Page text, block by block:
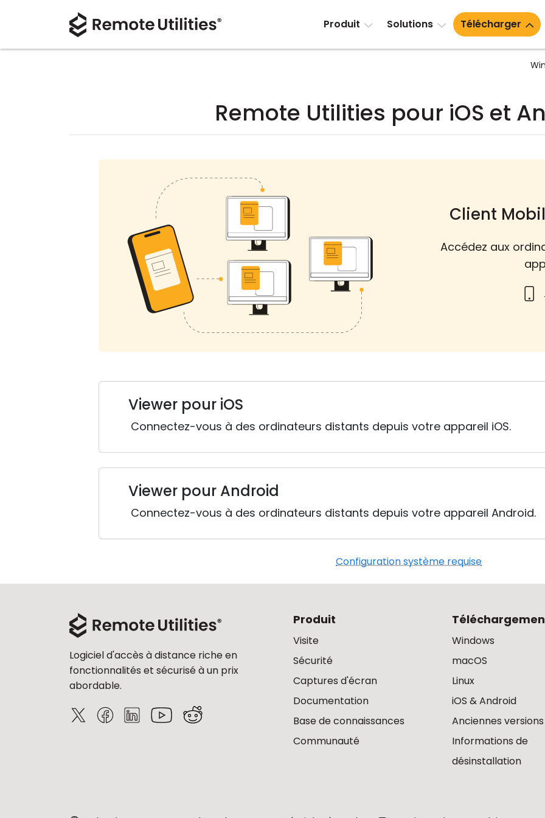
Produit Solutions Télécharger
Remote Utilities pour iOS et
Client
Accédez aux
Viewer pour iOS
Connectez-vous à des ordinateurs distants depuis votre appareil iOS.
Viewer pour Android
Connectez-vous à des ordinateurs distants depuis votre appareil Android.
Configuration système requise
Logiciel d'accès à distance riche en
fonctionnalités et sécurisé à un prix
abordable.
Produit
Visite
Sécurité
Captures d'écran
Documentation
Base de connaissances
Communauté
Windows
macOS
Linux
iOS & Android
Anciennes versions
Informations de
désinstallation